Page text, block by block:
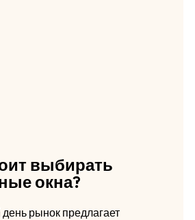
выбирать
окна?
рынок предлагает